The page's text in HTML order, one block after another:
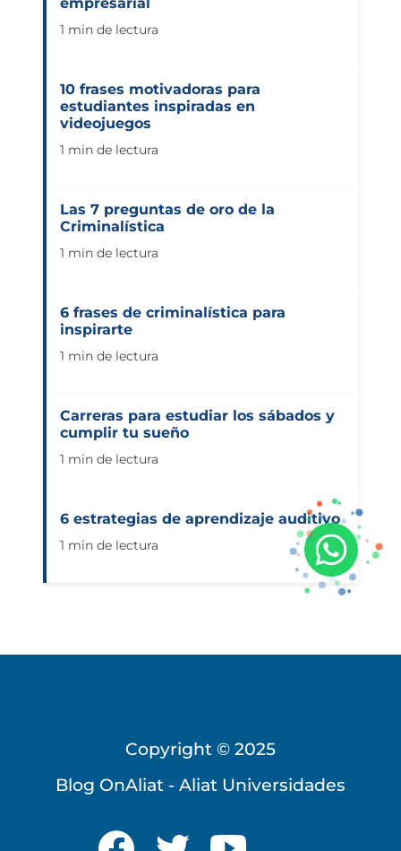
1 min de lectura
10 frases motivadoras para
estudiantes inspiradas en
videojuegos
1 min de lectura
Las 7 preguntas de oro de la
Criminalística
1 min de lectura
6 frases de criminalística para
inspirarte
1 min de lectura
Carreras para estudiar los sábados y
cumplir tu sueño
1 min de lectura
6 estrategias de aprendizaje auditivo
1 min de lectura
Copyright © 2025
Blog OnAliat - Aliat Universidades
Universidad Virtual
Te brindamos información